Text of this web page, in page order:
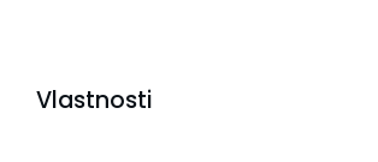
Vlastnosti